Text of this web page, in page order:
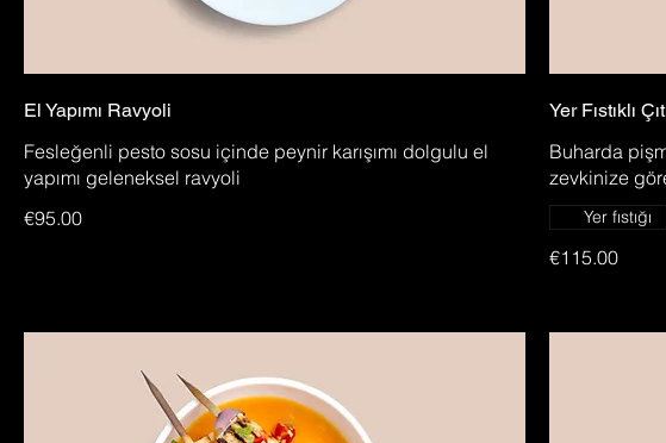
El Yapımı Ravyoli
Fesleğenli pesto sosu içinde peynir karışımı dolgulu el
yapımı geleneksel ravyoli
€95.00
Yer Fıstıklı
Buharda
zevkinize
€115.00
Yer fıstığı